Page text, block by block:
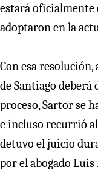
estará oficialmente
adoptaron en la
Con esa resolución,
de Santiago
proceso, Sartor se
e incluso recurrió
detuvo el juicio
por el abogado Luis